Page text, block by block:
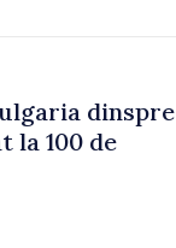
dinspre
la 100 de